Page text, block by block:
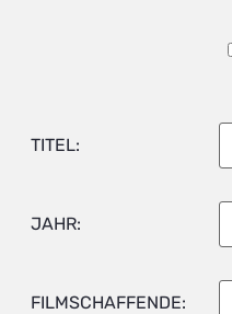
TITEL:
JAHR:
FILMSCHAFFENDE: